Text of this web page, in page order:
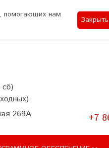
269А
+7
помогающих нам